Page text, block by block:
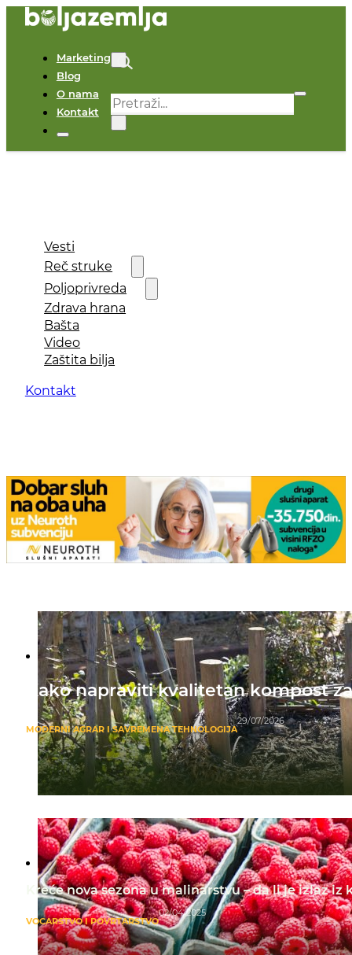
Marketing
Blog
O nama
Kontakt
Pretraga
Vesti
Reč struke
Poljoprivreda
Zdrava hrana
Bašta
Video
Zaštita bilja
Kontakt
Kako napraviti kvalitetan kompost
MODERNI AGRAR I SAVREMENA TEHNOLOGIJA
29/07/2026
Kreće nova sezona u malinarstvu – da li je izlaz iz
VOĆARSTVO I POVRTARSTVO
02/04/2025